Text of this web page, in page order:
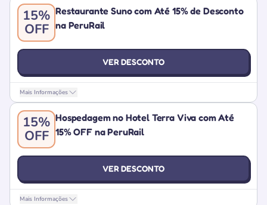
15%
OFF
Restaurante Suno com Até 15% de Desconto
na PeruRail
VER DESCONTO
Mais Informações
15%
OFF
Hospedagem no Hotel Terra Viva com Até
15% OFF na PeruRail
VER DESCONTO
Mais Informações